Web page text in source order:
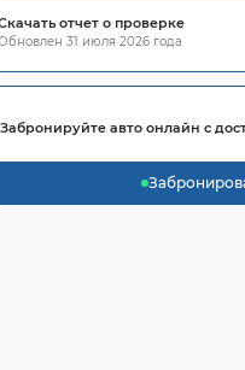
отчет о проверке
31 июля 2026 года
Забронируйте авто онлайн с